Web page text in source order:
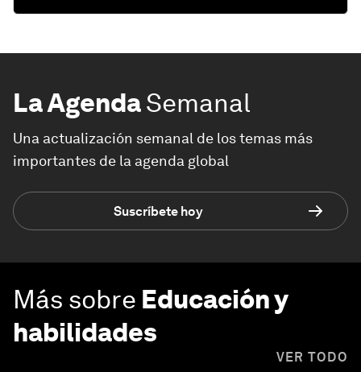
La AgendaSemanal
Una actualización semanal de los temas más
importantes de la agenda global
Suscríbete hoy
Más sobre Educación y
habilidades
VER TODO